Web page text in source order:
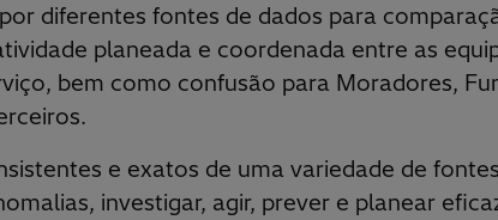
diferentes fontes de dados para
planeada e coordenada entre as
bem como confusão para Moradores,
e exatos de uma variedade de
investigar, agir, prever e planear